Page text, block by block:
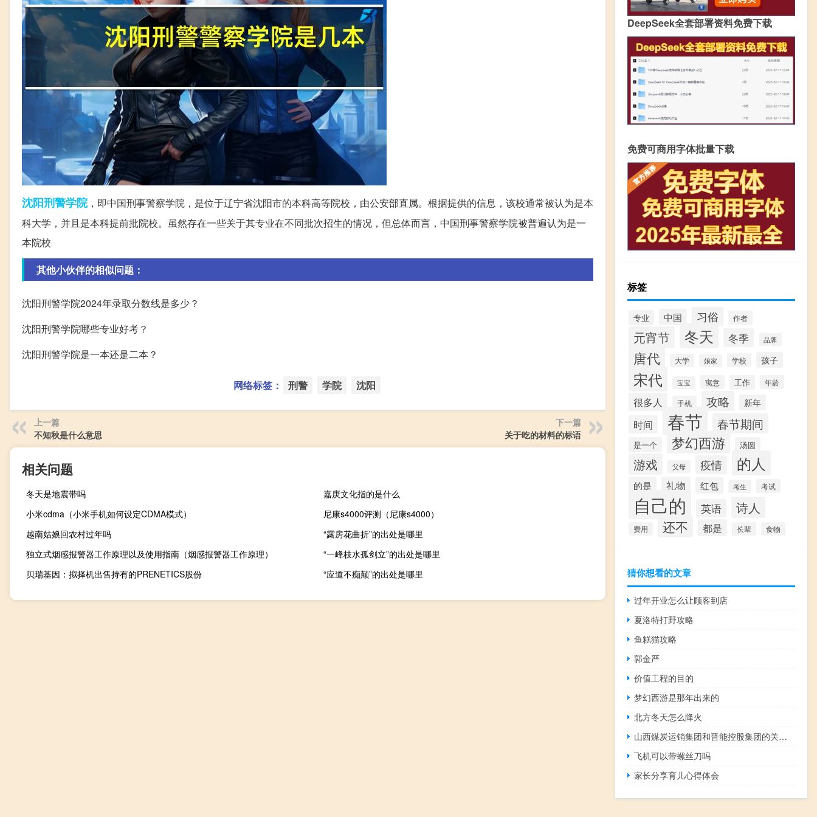
沈阳刑警学院，即中国刑事警察学院，是位于辽宁省沈阳市的本科高等院校，由公安部直属。根据提供的信息，该校通常被认为是本
科大学，并且是本科提前批院校。虽然存在一些关于其专业在不同批次招生的情况，但总体而言，中国刑事警察学院被普遍认为是一
本院校
其他小伙伴的相似问题：
沈阳刑警学院2024年录取分数线是多少？
沈阳刑警学院哪些专业好考？
沈阳刑警学院是一本还是二本？
网络标签： 刑警 学院 沈阳
上一篇
不知秋是什么意思
下一篇
关于吃的材料的标语
相关问题
冬天是地震带吗
嘉庚文化指的是什么
小米cdma（小米手机如何设定CDMA模式）
尼康s4000评测（尼康s4000）
越南姑娘回农村过年吗
“露房花曲折”的出处是哪里
独立式烟感报警器工作原理以及使用指南（烟感报警器工作原理）
“一峰枝水孤剑立”的出处是哪里
贝瑞基因：拟择机出售持有的PRENETICS股份
“应道不痴颠”的出处是哪里
DeepSeek全套部署资料免费下载
免费可商用字体批量下载
标签
专业 中国 习俗 作者
元宵节 冬天 冬季 品牌
唐代 大学 娘家 学校 孩子
宋代 宝宝 寓意 工作 年龄
很多人 手机 攻略 新年
时间 春节 春节期间
是一个 梦幻西游 汤圆
游戏 父母 疫情 的人
的是 礼物 红包 考生 考试
自己的 英语 诗人
费用 还不 都是 长辈 食物
猜你想看的文章
过年开业怎么让顾客到店
夏洛特打野攻略
鱼糕猫攻略
郭金严
价值工程的目的
梦幻西游是那年出来的
北方冬天怎么降火
山西煤炭运销集团和晋能控股集团的关系（山西煤炭运销集团）
飞机可以带螺丝刀吗
家长分享育儿心得体会